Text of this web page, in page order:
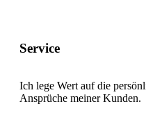
Service
Ich lege Wert auf die
Ansprüche meiner Kunden.